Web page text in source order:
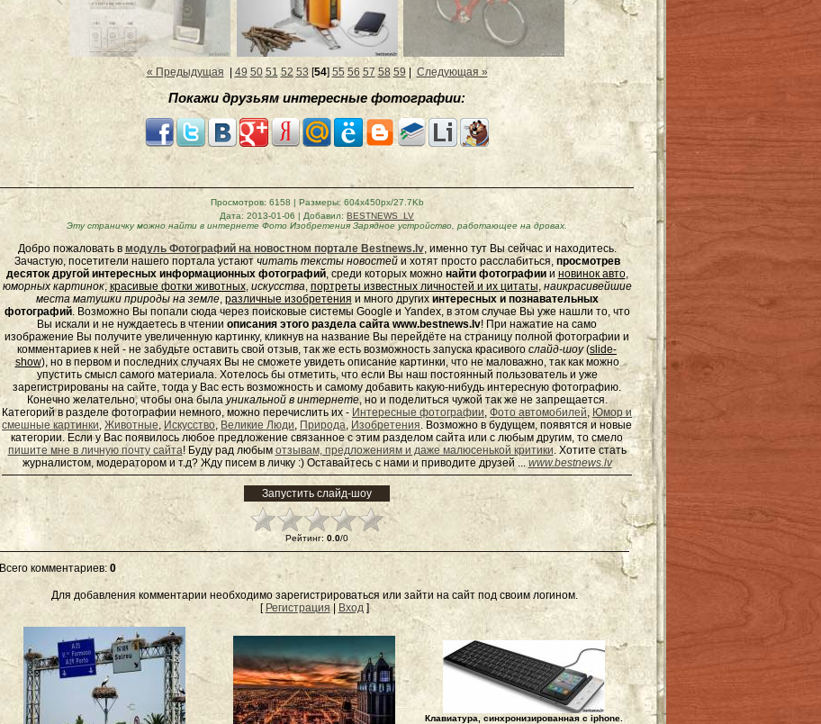
« Предыдущая 49 50 51 52 53 [54] 55 56 57 58 59| Следующая »
Покажи друзьям интересные фотографии:
Просмотров: 6158 | Размеры: 604x450px/27.7Kb
Дата: 2013-01-06 | Добавил: BESTNEWS_LV
Эту страничку можно найти в интернете Фото Изобретения Зарядное устройство, работающее на дровах.
Добро пожаловать в модуль Фотографий на новостном портале Bestnews.lv, именно тут Вы сейчас и находитесь.
Зачастую, посетители нашего портала устают читать тексты новостейи хотят просто расслабиться, просмотрев
десяток другой интересных информационных фотографий, среди которых можно найти фотографиии новинок авто,
юморныхкартинок, красивые фотки животных, искусства, портреты известных личностей и их цитаты, наикрасивейшие
места матушки природы на земле, различные изобретения и много других интересных и познавательных
фотографий. Возможно Вы попали сюда через поисковые системы Google и Yandex, в этом случае Вы уже нашли то, что
Вы искали и не нуждаетесь в чтении описания этого раздела сайта www.bestnews.lv! При нажатие на само
изображение Вы получите увеличенную картинку, кликнув на название Вы перейдёте на страницу полной фотографии и
комментариев к ней - не забудьте оставить свой отзыв, так же есть возможность запуска красивого слайд-шоу(slide-
show), но в первом и последних случаях Вы не сможете увидеть описание картинки, что не маловажно, так как можно
упустить смысл самого материала. Хотелось бы отметить, что если Вы наш постоянный пользователь и уже
зарегистрированы на сайте, тогда у Вас есть возможность и самому добавить какую-нибудь интересную фотографию.
Конечно желательно, чтобы она была уникальной в интернете, но и поделиться чужой так же не запрещается.
Категорий в разделе фотографии немного, можно перечислить их - Интересные фотографии, Фото автомобилей, Юмор и
смешные картинки, Животные, Искусство, Великие Люди, Природа, Изобретения. Возможно в будущем, появятся и новые
категории. Если у Вас появилось любое предложение связанное с этим разделом сайта или с любым другим, то смело
пишите мне в личную почту сайта! Буду рад любым отзывам, предложениям и даже малюсенькой критики. Хотите стать
журналистом, модератором и т.д? Жду писем в личку:) Оставайтесь с нами и приводите друзей ... www.bestnews.lv
Рейтинг: 0.0/0
Всего комментариев: 0
Для добавления комментарии необходимо зарегистрироваться или зайти на сайт под своим логином.
[ Регистрация| Вход]
Клавиатура, синхронизированная с iphone.